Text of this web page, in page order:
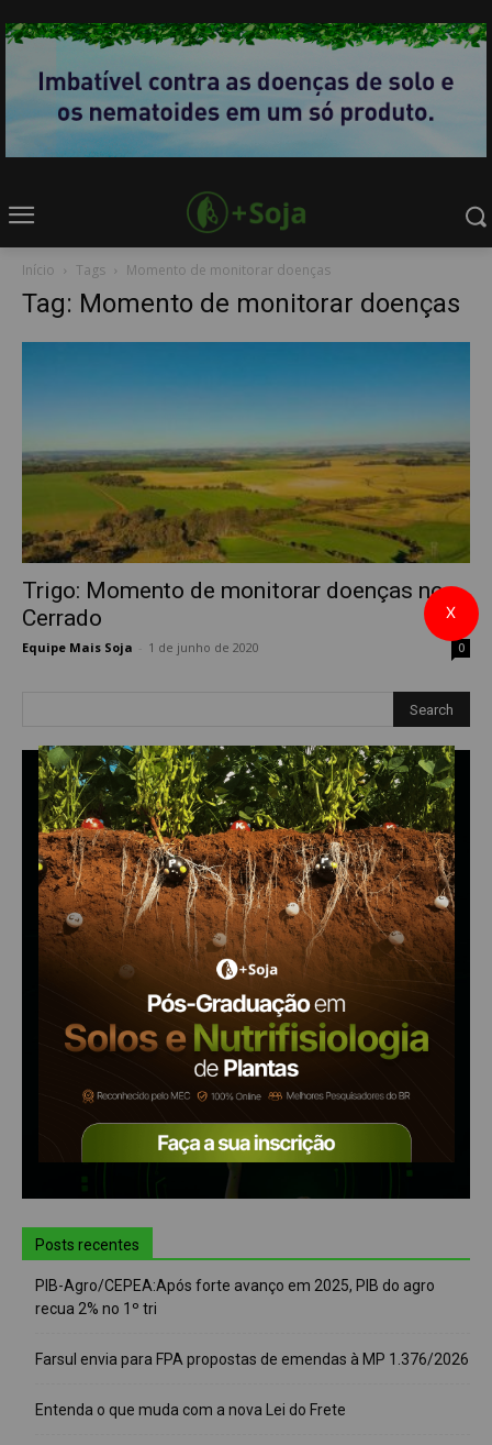
Início Tags Momento de monitorar doenças
Tag: Momento de monitorar doenças
Trigo: Momento de monitorar doenças no
Cerrado
Equipe Mais Soja 1 de junho de 2020 0
Posts recentes
PIB-Agro/CEPEA:Após forte avanço em 2025, PIB do agro
recua 2% no 1º tri
Farsul envia para FPA propostas de emendas à MP 1.376/2026
Entenda o que muda com a nova Lei do Frete
X